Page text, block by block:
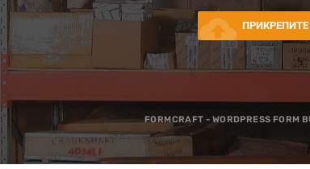
cloud_upload
FORMCRAFT - WORDPRESS FORM